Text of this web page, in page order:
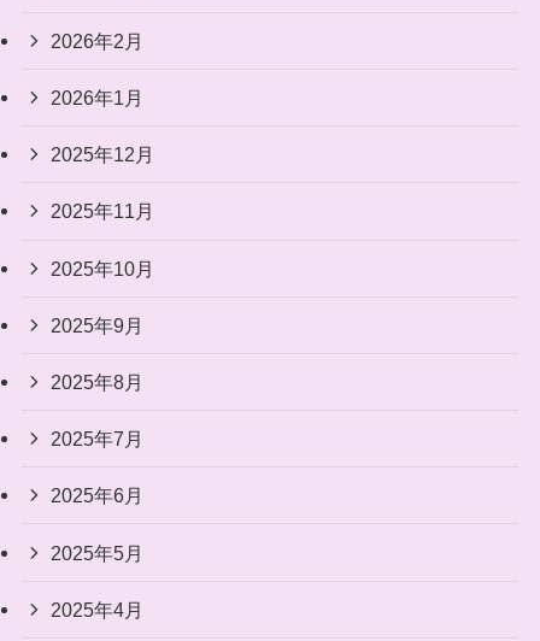
2026年2月
2026年1月
2025年12月
2025年11月
2025年10月
2025年9月
2025年8月
2025年7月
2025年6月
2025年5月
2025年4月